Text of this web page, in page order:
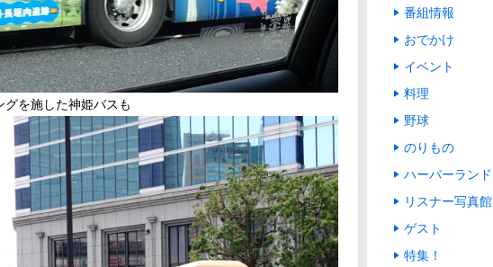
を施した神姫バスも
番組情報
おでかけ
イベント
料理
野球
のりもの
ハーバーランド
リスナー写真館
ゲスト
特集！